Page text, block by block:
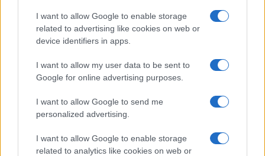
I want to allow Google to enable storage
related to advertising like cookies on web or
device identifiers in apps.
I want to allow my user data to be sent to
Google for online advertising purposes.
I want to allow Google to send me
personalized advertising.
I want to allow Google to enable storage
related to analytics like cookies on web or
Codacons denuncia: i problemi che affliggono la Sicilia
tra carburanti, spiagge e incendi
Matteo Pellegrino · 25 Lug 2026